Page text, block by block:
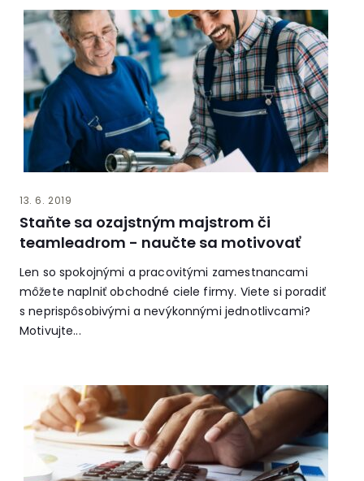
13. 6. 2019
Staňte sa ozajstným majstrom či
teamleadrom - naučte sa motivovať
Len so spokojnými a pracovitými zamestnancami
môžete naplniť obchodné ciele firmy. Viete si poradiť
s neprispôsobivými a nevýkonnými jednotlivcami?
Motivujte...